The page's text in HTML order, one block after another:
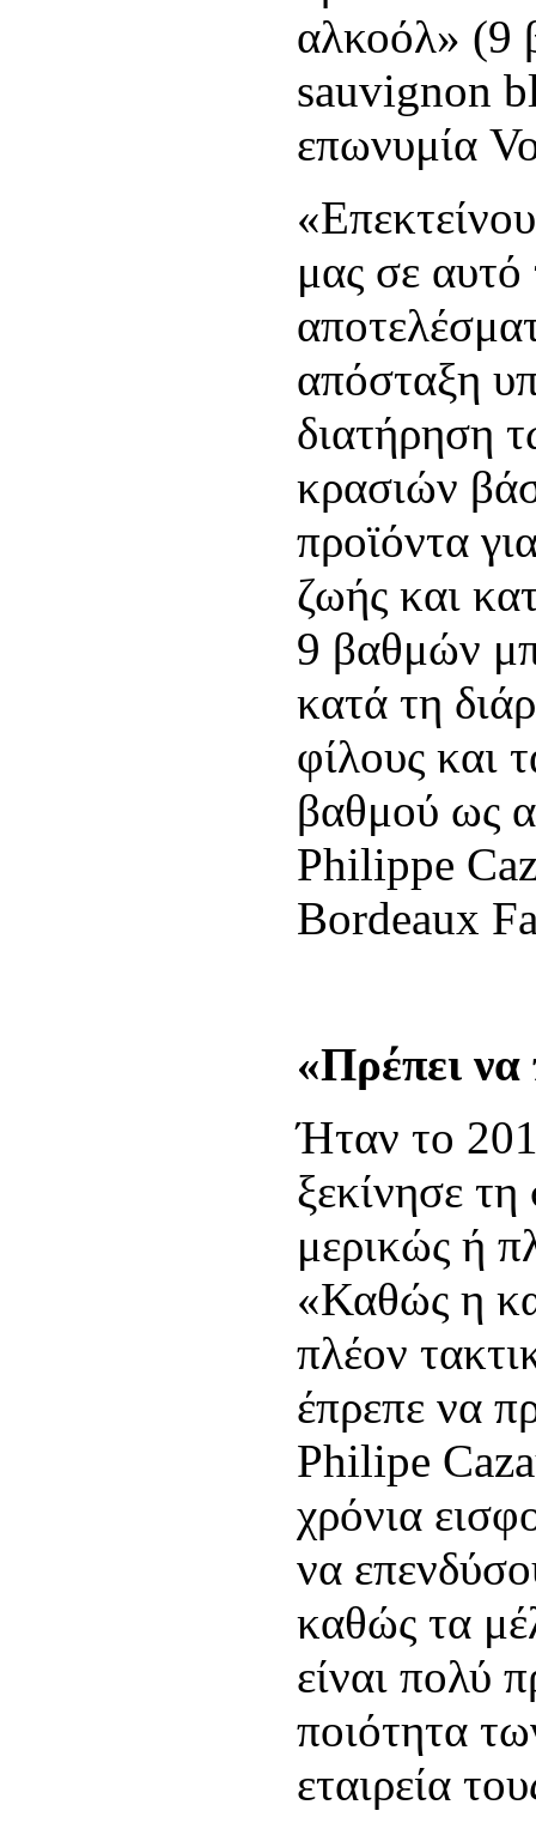
αλκοόλ» (9
sauvignon
επωνυμία
μας σε
απόσταξη
διατήρηση
κρασιών
προϊόντα
ζωής και
9 βαθμών
κατά τη
φίλους και
βαθμού ως
Philippe
Bordeaux
«Πρέπει να
Ήταν το
ξεκίνησε
μερικώς ή
«Καθώς η
πλέον
έπρεπε να
Philipe
χρόνια
να
καθώς τα
είναι πολύ
ποιότητα
εταιρεία